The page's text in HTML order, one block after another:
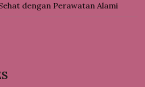
dengan Perawatan Alami